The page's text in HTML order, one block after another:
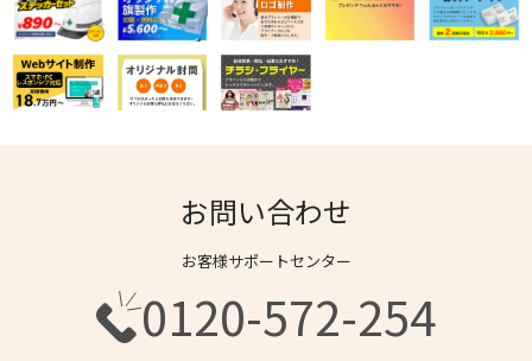
お問い合わせ
お客様サポートセンター
0120-572-254